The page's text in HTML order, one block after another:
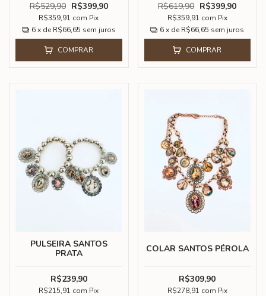
R$529,90 R$399,90
R$359,91 com Pix
6 x de R$66,65 sem juros
COMPRAR
R$619,90 R$399,90
R$359,91 com Pix
6 x de R$66,65 sem juros
COMPRAR
PULSEIRA SANTOS
PRATA
R$239,90
R$215,91 com Pix
COLAR SANTOS PÉROLA
R$309,90
R$278,91 com Pix